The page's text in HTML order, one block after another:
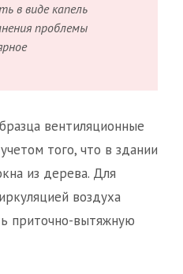
в виде капель
проблемы
вентиляционные
того, что в здании
из дерева. Для
воздуха
приточно-вытяжную